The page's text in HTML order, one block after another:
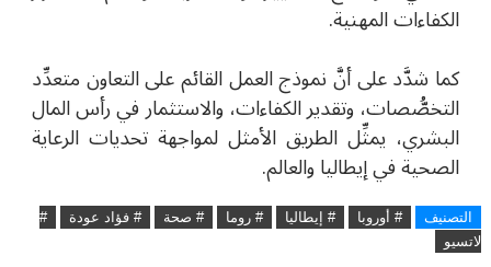
الكفاءات المهنية.
كما شدَّد على أنَّ نموذج العمل القائم على التعاون متعدِّد
التخصُّصات، وتقدير الكفاءات، والاستثمار في رأس المال
البشري، يمثِّل الطريق الأمثل لمواجهة تحديات الرعاية
الصحية في إيطاليا والعالم.
التصنيف # أوروبا # إيطاليا # روما # صحة # فؤاد عودة
#
لاتسيو